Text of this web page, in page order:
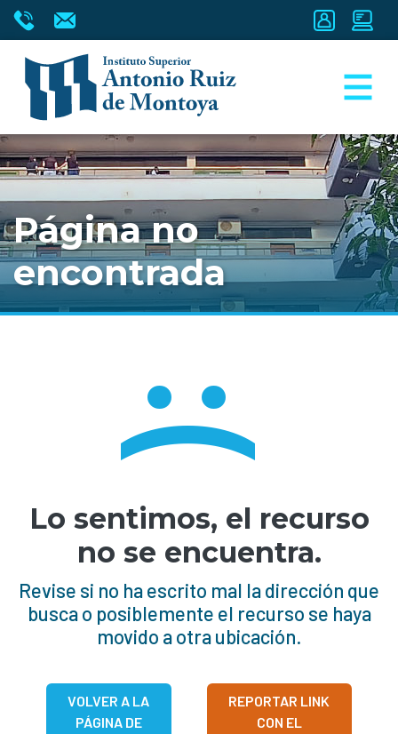
Página no
encontrada
:(
Lo sentimos, el recurso
no se encuentra.
Revise si no ha escrito mal la dirección que
busca o posiblemente el recurso se haya
movido a otra ubicación.
VOLVER A LA
PÁGINA DE
REPORTAR LINK
CON EL